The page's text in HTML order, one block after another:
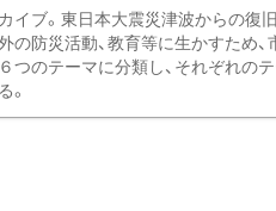
イブ。東日本大震災津波からの復
の防災活動、教育等に生かすため
つのテーマに分類し、それぞれの
。